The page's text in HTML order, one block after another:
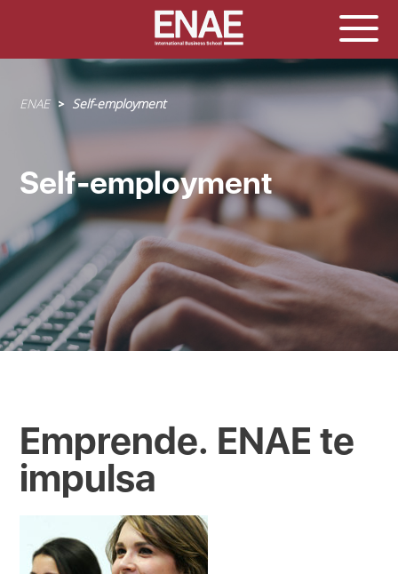
Sobrescribir
enlaces
a
la
navegación
ENAE Self-employment
Self-employment
Emprende. ENAE te
impulsa